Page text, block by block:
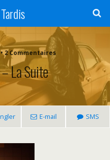
2 Commentaires
La Suite
E-mail SMS